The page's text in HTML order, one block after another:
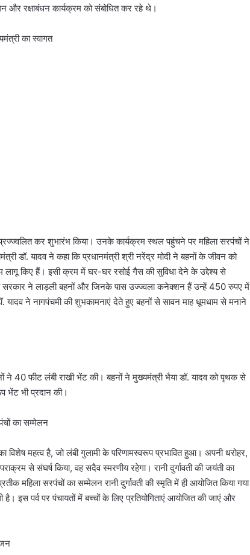
और रक्षाबंधन कार्यक्रम को संबोधित कर रहे थे।
का स्वागत
कर शुभारंभ किया। उनके कार्यक्रम स्थल पहुंचने पर महिला सरपंचों ने
डॉ. यादव ने कहा कि प्रधानमंत्री श्री नरेंद्र मोदी ने बहनों के जीवन को
किए हैं। इसी क्रम में घर-घर रसोई गैस की सुविधा देने के उद्देश्य से
सरकार ने लाड़ली बहनों और जिनके पास उज्ज्वला कनेक्शन हैं उन्हें 450 रुपए में
ने नागपंचमी की शुभकामनाएं देते हुए बहनों से सावन माह धूमधाम से मनाने
ने 40 फीट लंबी राखी भेंट की। बहनों ने मुख्यमंत्री भैया डॉ. यादव को पृथक से
भेंट भी प्रदान की।
का सम्मेलन
विशेष महत्व है, जो लंबी गुलामी के परिणामस्वरूप प्रभावित हुआ। अपनी धरोहर,
से संघर्ष किया, वह सदैव स्मरणीय रहेगा। रानी दुर्गावती की जयंती का
महिला सरपंचों का सम्मेलन रानी दुर्गावती की स्मृति में ही आयोजित किया गया
इस पर्व पर पंचायतों में बच्चों के लिए प्रतियोगिताएं आयोजित की जाएं और